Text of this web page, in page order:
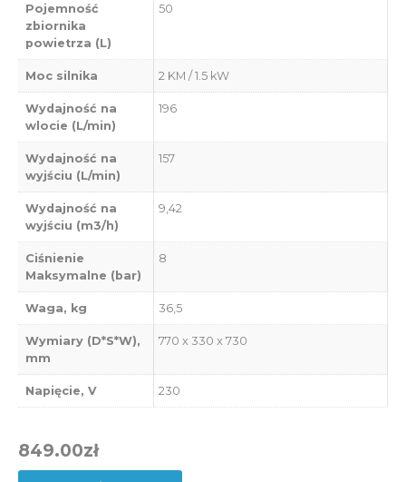
Pojemność
zbiornika
powietrza (L)
50
Moc silnika 2 KM / 1.5 kW
Wydajność na
wlocie (L/min)
196
Wydajność na
wyjściu (L/min)
157
Wydajność na
wyjściu (m3/h)
9,42
Ciśnienie
Maksymalne (bar)
8
Waga, kg 36,5
Wymiary (D*S*W),
mm
770 x 330 x 730
Napięcie, V 230
849.00zł